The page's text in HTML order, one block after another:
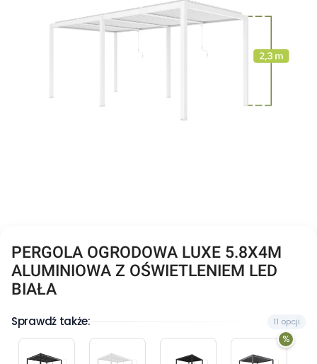
PERGOLA OGRODOWA LUXE 5.8X4M
ALUMINIOWA Z OŚWIETLENIEM LED
BIAŁA
Sprawdź także: 11 opcji
%